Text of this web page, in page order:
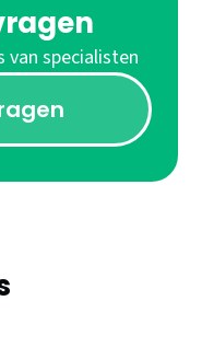
van specialisten